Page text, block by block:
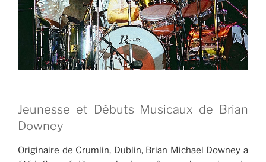
Jeunesse et Débuts Musicaux de Brian
Downey
Originaire de Crumlin, Dublin, Brian Michael Downey a